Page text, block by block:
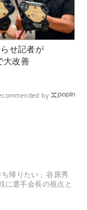
せ記者が
大改善
by
ち帰りたい」谷原秀
に選手会長の視点と